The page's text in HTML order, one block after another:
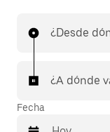
¿Desde
¿A dónde
Fecha